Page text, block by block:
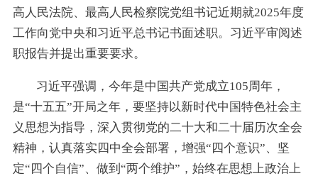
高人民法院、最高人民检察院党组书记近期就2025年度
工作向党中央和习近平总书记书面述职。习近平审阅述
职报告并提出重要要求。
习近平强调，今年是中国共产党成立105周年，
是“十五五”开局之年，要坚持以新时代中国特色社会主
义思想为指导，深入贯彻党的二十大和二十届历次全会
精神，认真落实四中全会部署，增强“四个意识”、坚
定“四个自信”、做到“两个维护”，始终在思想上政治上